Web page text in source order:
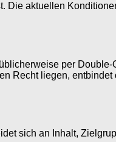
Die aktuellen
per
Recht liegen,
sich an Inhalt,